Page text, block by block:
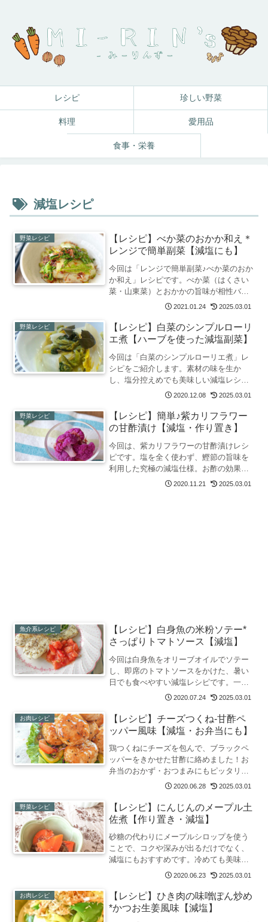
レシピ 珍しい野菜
料理 愛用品
食事・栄養
減塩レシピ
野菜レシピ
【レシピ】べか菜のおかか和え＊
レンジで簡単副菜【減塩にも】
今回は「レンジで簡単副菜♪べか菜のおか
か和え」レシピです。べか菜（はくさい
菜・山東菜）とおかかの旨味が相性バッ
チリ！10分かからず完成するので、忙し
かげで塩分控えめでも美味しく仕上がる
ので減塩にもなります。
2021.01.24 2025.03.01
野菜レシピ
【レシピ】白菜のシンプルローリ
エ煮【ハーブを使った減塩副菜】
今回は「白菜のシンプルローリエ煮」レ
シピをご紹介します。素材の味を生か
し、塩分控えめでも美味しい減塩レシピ
です。白菜の食べ方がマンネリ化してき
期限間近になってしまったローリエの消
費にも活躍します。
2020.12.08 2025.03.01
野菜レシピ
【レシピ】簡単♪紫カリフラワー
の甘酢漬け【減塩・作り置き】
今回は、紫カリフラワーの甘酢漬けレシ
ピです。塩を全く使わず、鰹節の旨味を
利用した究極の減塩仕様。お酢の効果で
防腐作用もあり、作り置きで冷蔵4日ほど
2020.11.21 2025.03.01
魚介系レシピ
【レシピ】白身魚の米粉ソテー*
さっぱりトマトソース【減塩】
今回は白身魚をオリーブオイルでソテー
し、即席のトマトソースをかけた、暑い
日でも食べやすい減塩レシピです。一般
的には小麦粉をまぶすかと思いますが、
収率が抑えられさっぱりと仕上がりま
す。小麦アレルギー・グルテンフリーに
2020.07.24 2025.03.01
お肉レシピ
【レシピ】チーズつくね-甘酢ペ
ッパー風味【減塩・お弁当にも】
鶏つくねにチーズを包んで、ブラックペ
ッパーをきかせた甘酢に絡めました！お
弁当のおかず・おつまみにもピッタリ。
減塩でもちゃんと美味しいポイント盛り
もピッタリ。つくねはつなぎ不使用なの
で糖質オフにも。
2020.06.28 2025.03.01
野菜レシピ
【レシピ】にんじんのメープル土
佐煮【作り置き・減塩】
砂糖の代わりにメープルシロップを使う
ことで、コクや深みが出るだけでなく、
減塩にもおすすめです。冷めても美味し
く、冷蔵で3日ほど保存できるため、作り
品足りない時やお弁当のおかずにも。メ
ープルシロップの消費にも。
2020.06.23 2025.03.01
お肉レシピ
【レシピ】ひき肉の味噌ぽん炒め
*かつお生姜風味【減塩】